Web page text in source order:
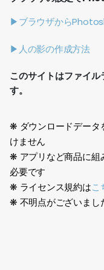
▶ブラウザから
▶人の影の作成方法
このサイトはファイ
す。
❋ ダウンロードデータ
けません
❋ アプリなど商品に組
必要です
❋ ライセンス規約はこ
❋ 不明点がございまし